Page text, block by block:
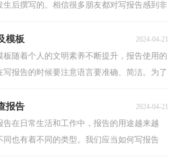
生后撰写的。相信很多朋友都对写报告感到非
模板 2024-04-21
板随着个人的文明素养不断提升，报告使用的
写报告的时候要注意语言要准确、简洁。为了
报告 2024-04-21
告在日常生活和工作中，报告的用途越来越
同也有着不同的类型。我们应当如何写报告